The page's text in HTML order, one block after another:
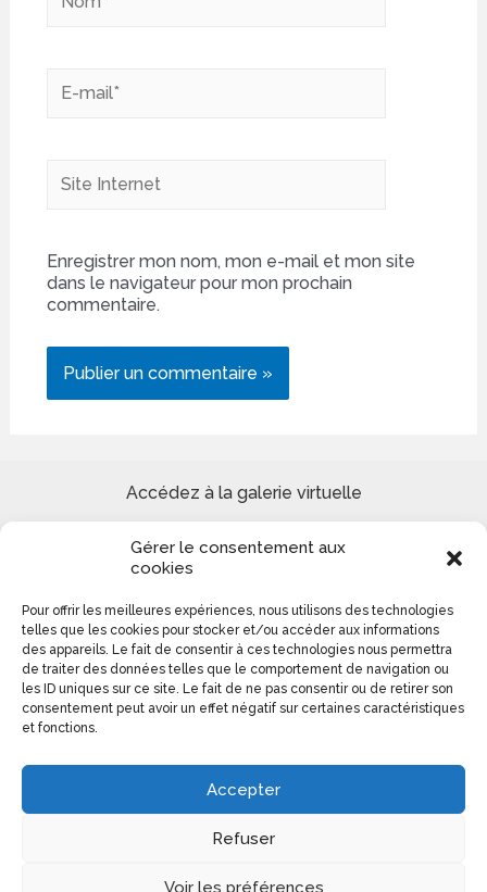
Gérer le consentement aux
cookies
Pour offrir les meilleures expériences, nous utilisons des technologies
telles que les cookies pour stocker et/ou accéder aux informations
des appareils. Le fait de consentir à ces technologies nous permettra
de traiter des données telles que le comportement de navigation ou
les ID uniques sur ce site. Le fait de ne pas consentir ou de retirer son
consentement peut avoir un effet négatif sur certaines caractéristiques
et fonctions.
Accepter
Refuser
Voir les préférences
mail*
Internet
Enregistrer mon nom, mon e-mail et mon site
dans le navigateur pour mon prochain
commentaire.
Accédez à la galerie virtuelle
Site de peinture Reproduction tableaux de Maîtres et
Création paysages urbains et marins
Colomba Ducrot 0613140276